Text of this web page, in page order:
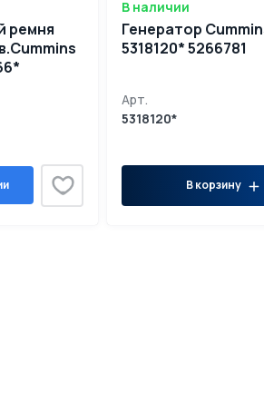
ремня
В наличии
Генератор
5318120* 5266781
Арт.
5318120*
В корзину